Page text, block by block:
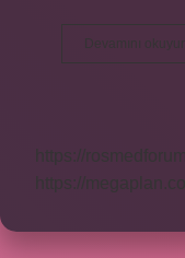
Devamını okuyun
https://
https://